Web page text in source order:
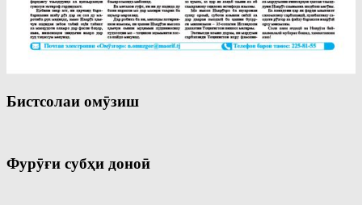
Бистсолаи омӯзиш
Фурӯғи субҳи доноӣ